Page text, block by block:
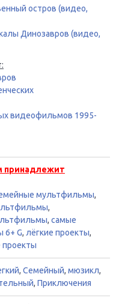
остров (видео,
Динозавров (видео,
видеофильмов 1995-
принадлежит
мультфильмы,
,
, самые
6+ G, лёгкие проекты,
, Семейный, мюзикл,
, Приключения